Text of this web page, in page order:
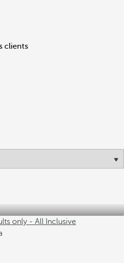
clients
only - All Inclusive